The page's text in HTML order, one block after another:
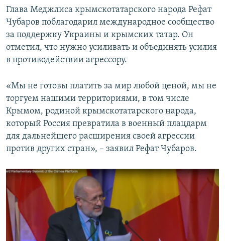
Глава Меджлиса крымскотатарского народа Рефат
Чубаров поблагодарил международное сообщество
за поддержку Украины и крымских татар. Он
отметил, что нужно усиливать и объединять усилия
в противодействии агрессору.
«Мы не готовы платить за мир любой ценой, мы не
торгуем нашими территориями, в том числе
Крымом, родиной крымскотатарского народа,
который Россия превратила в военный плацдарм
для дальнейшего расширения своей агрессии
против других стран», – заявил Рефат Чубаров.